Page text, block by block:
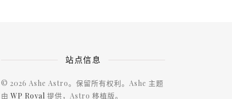
站点信息
© 2026 Ashe Astro。保留所有权利。Ashe 主题
由 WP Royal 提供，Astro 移植版。